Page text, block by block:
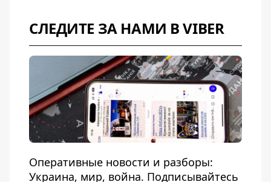
СЛЕДИТЕ ЗА НАМИ В VIBER
Оперативные новости и разборы:
Украина, мир, война. Подписывайтесь